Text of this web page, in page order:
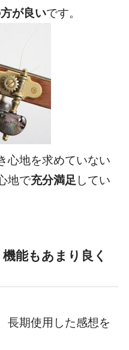
が良いです。
心地を求めていない
地で充分満足 してい
能もあまり良く
長期使用した感想を